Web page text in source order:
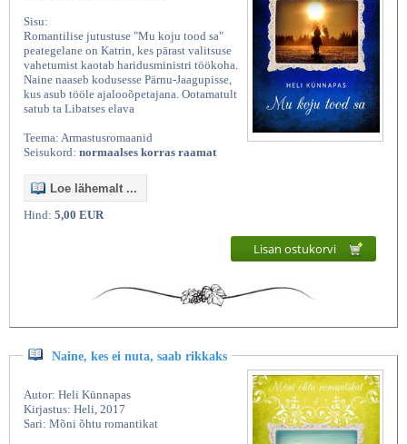
Sisu:
Romantilise jutustuse "Mu koju tood sa"
peategelane on Katrin, kes pärast valitsuse
vahetumist kaotab haridusministri töökoha.
Naine naaseb kodusesse Pärnu-Jaagupisse,
kus asub tööle ajalooõpetajana. Ootamatult
satub ta Libatses elava
Teema: Armastusromaanid
Seisukord: normaalses korras raamat
Loe lähemalt ...
Hind: 5,00 EUR
Lisan ostukorvi
Naine, kes ei nuta, saab rikkaks
Autor: Heli Künnapas
Kirjastus: Heli, 2017
Sari: Mõni õhtu romantikat